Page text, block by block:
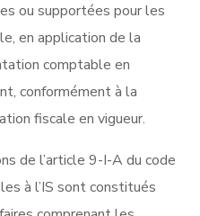
ou supportées pour les
en application de la
comptable en
conformément à la
fiscale en vigueur.
de l’article 9-I-A du code
à l’IS sont constitués